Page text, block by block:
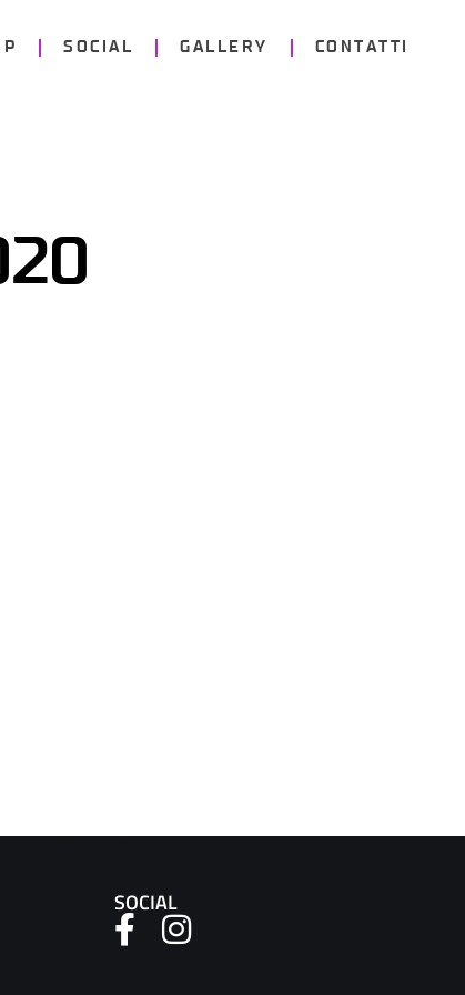
SOCIAL GALLERY CONTATTI
SOCIAL